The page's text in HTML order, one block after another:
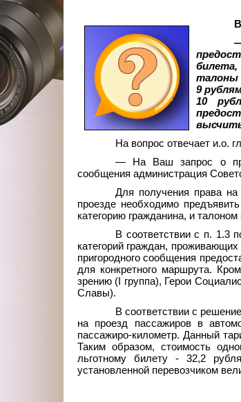
билета,
талоны
9
10
На вопрос отвечает и.о.
— На Ваш запрос о
сообщения администрация
Для получения права на
проезде необходимо
категорию гражданина, и талоном
В соответствии с п. 1.3
категорий граждан,
пригородного сообщения
для конкретного маршрута.
зрению (I группа), Герои
Славы).
В соответствии с
на проезд пассажиров в
пассажиро-километр. Данный
Таким образом, стоимость
льготному билету - 32,2
установленной перевозчиком